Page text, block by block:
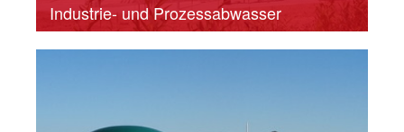
Industrie- und Prozessabwasser